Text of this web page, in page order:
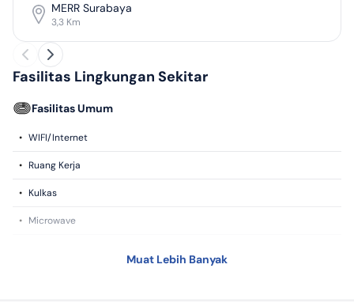
MERR Surabaya
3,3 Km
Fasilitas Lingkungan Sekitar
Fasilitas Umum
• WIFI/Internet
• Ruang Kerja
• Kulkas
• Microwave
Muat Lebih Banyak